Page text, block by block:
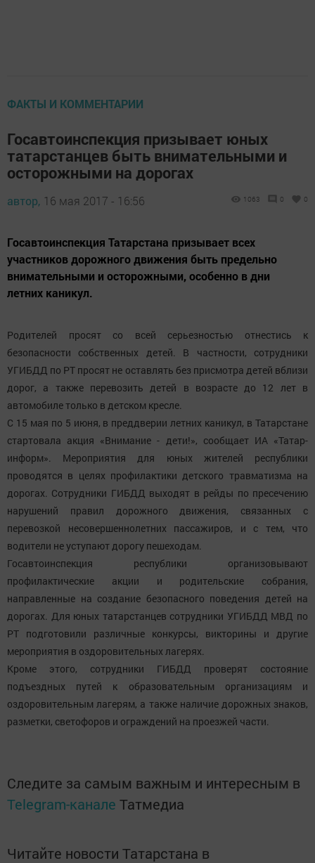
ФАКТЫ И КОММЕНТАРИИ
Госавтоинспекция призывает юных
татарстанцев быть внимательными и
осторожными на дорогах
автор, 16 мая 2017 - 16:56 1063 0 0
Госавтоинспекция Татарстана призывает всех
участников дорожного движения быть предельно
внимательными и осторожными, особенно в дни
летних каникул.
Родителей просят со всей серьезностью отнестись к
безопасности собственных детей. В частности, сотрудники
УГИБДД по РТ просят не оставлять без присмотра детей вблизи
дорог, а также перевозить детей в возрасте до 12 лет в
автомобиле только в детском кресле.
С 15 мая по 5 июня, в преддверии летних каникул, в Татарстане
стартовала акция «Внимание - дети!», сообщает ИА «Татар-
информ». Мероприятия для юных жителей республики
проводятся в целях профилактики детского травматизма на
дорогах. Сотрудники ГИБДД выходят в рейды по пресечению
нарушений правил дорожного движения, связанных с
перевозкой несовершеннолетних пассажиров, и с тем, что
водители не уступают дорогу пешеходам.
Госавтоинспекция республики организовывают
профилактические акции и родительские собрания,
направленные на создание безопасного поведения детей на
дорогах. Для юных татарстанцев сотрудники УГИБДД МВД по
РТ подготовили различные конкурсы, викторины и другие
мероприятия в оздоровительных лагерях.
Кроме этого, сотрудники ГИБДД проверят состояние
подъездных путей к образовательным организациям и
оздоровительным лагерям, а также наличие дорожных знаков,
разметки, светофоров и ограждений на проезжей части.
Следите за самым важным и интересным в
Telegram-канале Татмедиа
Читайте новости Татарстана в